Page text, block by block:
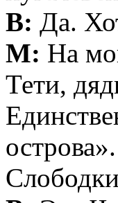
В: Да.
М: На
Тети,